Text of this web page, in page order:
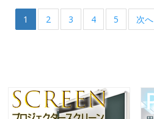
1 2 3 4 5 次へ